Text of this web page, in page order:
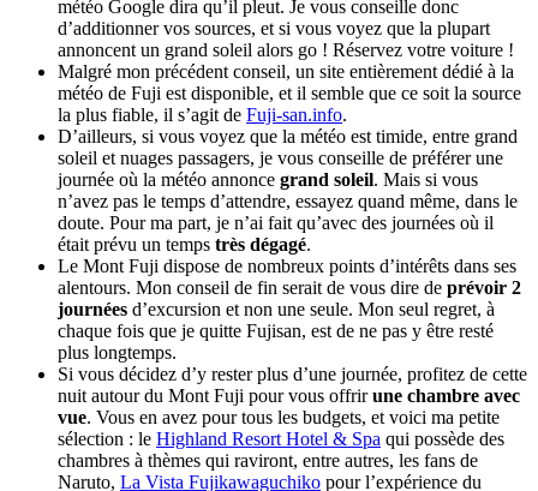
météo Google dira qu’il pleut. Je vous conseille donc
d’additionner vos sources, et si vous voyez que la plupart
annoncent un grand soleil alors go ! Réservez votre voiture !
Malgré mon précédent conseil, un site entièrement dédié à la
météo de Fuji est disponible, et il semble que ce soit la source
la plus fiable, il s’agit de Fuji-san.info.
D’ailleurs, si vous voyez que la météo est timide, entre grand
soleil et nuages passagers, je vous conseille de préférer une
journée où la météo annonce grand soleil. Mais si vous
n’avez pas le temps d’attendre, essayez quand même, dans le
doute. Pour ma part, je n’ai fait qu’avec des journées où il
était prévu un temps très dégagé.
Le Mont Fuji dispose de nombreux points d’intérêts dans ses
alentours. Mon conseil de fin serait de vous dire de prévoir 2
journées d’excursion et non une seule. Mon seul regret, à
chaque fois que je quitte Fujisan, est de ne pas y être resté
plus longtemps.
Si vous décidez d’y rester plus d’une journée, profitez de cette
nuit autour du Mont Fuji pour vous offrirune chambre avec
vue. Vous en avez pour tous les budgets, et voici ma petite
sélection : le Highland Resort Hotel & Spa qui possède des
chambres à thèmes qui raviront, entre autres, les fans de
Naruto, La Vista Fujikawaguchiko pour l’expérience du